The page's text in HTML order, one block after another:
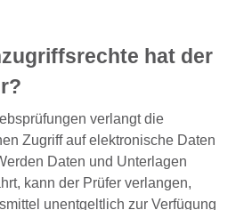
hat der
verlangt die
Zugriff auf elektronische Daten
Daten und Unterlagen
kann der Prüfer verlangen,
unentgeltlich zur Verfügung